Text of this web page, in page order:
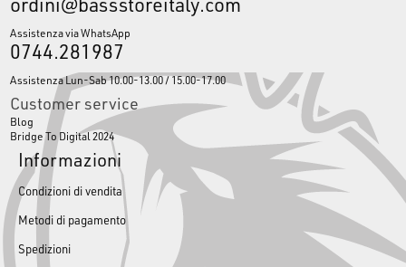
Assistenza via WhatsApp
0744.281987
Assistenza Lun-Sab 10.00-13.00 / 15.00-17.00
Customer service
Blog
Bridge To Digital 2024
Informazioni
Condizioni di vendita
Metodi di pagamento
Spedizioni